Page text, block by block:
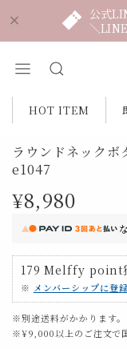
公式
＼
HOT ITEM
ラウンドネック
e1047
¥8,980
179 Melffy point
※ メンバーシップに登録
※別途送料がかかります。
※¥9,000以上のご注文で